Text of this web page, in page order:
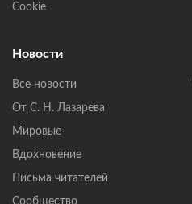
Cookie
Новости
Все новости
От С. Н. Лазарева
Мировые
Вдохновение
Письма читателей
Сообщество